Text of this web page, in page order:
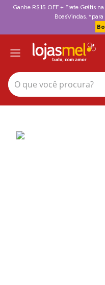
Ganhe R$15 OFF + Frete Grátis
BoasVindas.
O que você procura?